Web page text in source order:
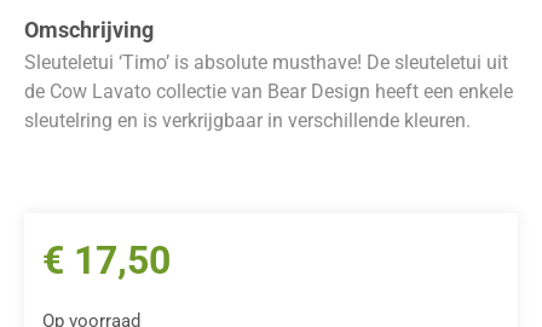
Omschrijving
Sleuteletui ‘Timo’ is absolute musthave! De sleuteletui uit
de Cow Lavato collectie van Bear Design heeft een enkele
sleutelring en is verkrijgbaar in verschillende kleuren.
€ 17,50
Op voorraad